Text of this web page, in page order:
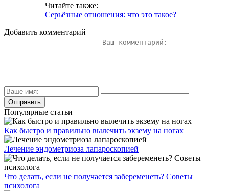
Читайте также:
Серьёзные отношения: что это такое?
Добавить комментарий
Популярные статьи
Как быстро и правильно вылечить экзему на ногах
Лечение эндометриоза лапароскопией
Что делать, если не получается забеременеть? Советы
психолога